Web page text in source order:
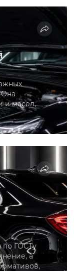
Она
и масел,
по ГОСТу
а